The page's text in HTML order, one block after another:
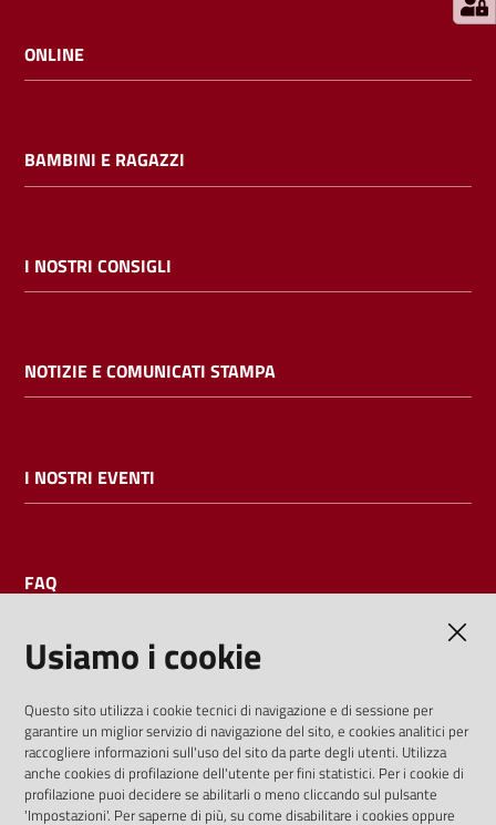
Contatti
ONLINE
BAMBINI E RAGAZZI
I NOSTRI CONSIGLI
NOTIZIE E COMUNICATI STAMPA
I NOSTRI EVENTI
FAQ
I dati personali pubblicati sono riutilizzabili solo alle condizioni
previste dalla direttiva comunitaria 2003/98/CE e dal d.lgs.
36/2006
Usiamo i cookie
Questo sito utilizza i cookie tecnici di navigazione e di sessione per
garantire un miglior servizio di navigazione del sito, e cookies analitici per
raccogliere informazioni sull'uso del sito da parte degli utenti. Utilizza
anche cookies di profilazione dell'utente per fini statistici. Per i cookie di
profilazione puoi decidere se abilitarli o meno cliccando sul pulsante
'Impostazioni'. Per saperne di più, su come disabilitare i cookies oppure